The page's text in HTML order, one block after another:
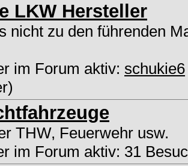
LKW Hersteller
nicht zu den führenden
im Forum aktiv: schukie6
THW, Feuerwehr usw.
im Forum aktiv: 31